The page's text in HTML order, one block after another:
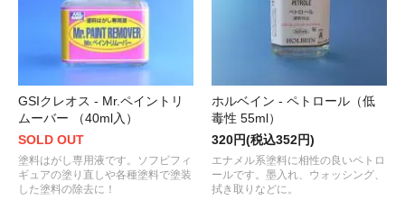
GSIクレオス - Mr.ペイントリ
ムーバー （40ml入）
SOLD OUT
塗料はがし専用液です。ソフビフィ
ギュアの塗り直しや各種塗料で塗装
した塗料の除去に！
ホルベイン - ペトロール（低
毒性 55ml）
320円(税込352円)
エナメル系塗料に相性の良いペトロ
ールです。墨入れ、ウォッシング、
拭き取りなどに。